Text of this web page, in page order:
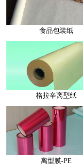
食品包装纸
格拉辛离型纸
离型膜-PE